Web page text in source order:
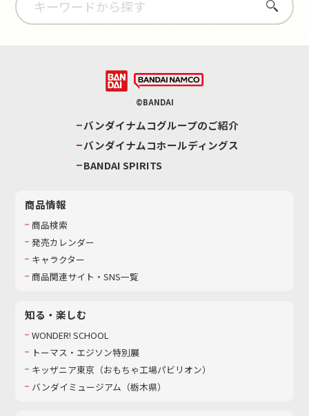
さがす
©BANDAI
バンダイナムコグループのご紹介
バンダイナムコホールディングス
BANDAI SPIRITS
商品情報
商品検索
発売カレンダー
キャラクター
商品関連サイト・SNS一覧
知る・楽しむ
WONDER! SCHOOL
トーマス・エジソン特別展
キッザニア東京（おもちゃ工場パビリオン）​
バンダイミュージアム（栃木県）